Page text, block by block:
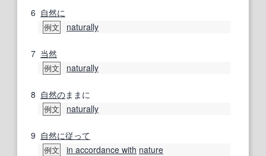
6 自然に
例文 naturally
7 当然
例文 naturally
8 自然のままに
例文 naturally
9 自然に従って
例文 in accordance with nature